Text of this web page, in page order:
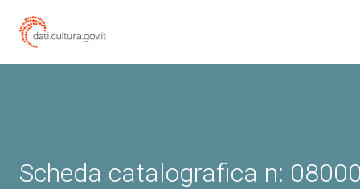
Scheda catalografica n: